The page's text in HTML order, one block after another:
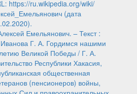
https://ru.wikipedia.org/wiki/
(дата
Емельянович. – Текст :
Г. А. Гордимся нашими
Великой Победы / Г. А.
Республики Хакасия,
общественная
(пенсионеров) войны,